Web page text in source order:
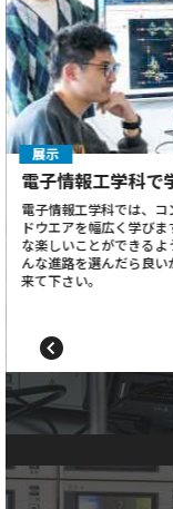
展示
電子情報工学科で
電子情報工学科では、
ドウエアを幅広く学び
な楽しいことができる
んな進路を選んだら良
来て下さい。